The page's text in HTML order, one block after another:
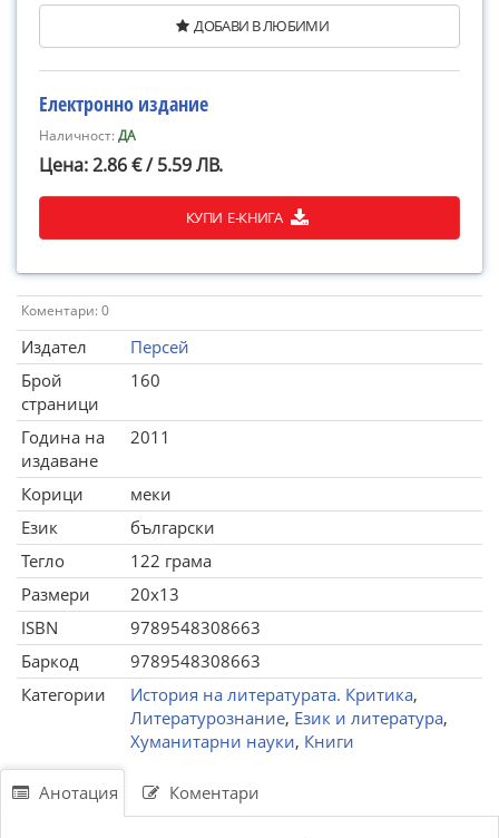
ДОБАВИ В ЛЮБИМИ
Електронно издание
Наличност:ДА
Цена: 2.86 € / 5.59 ЛВ.
КУПИ Е-КНИГА
Коментари: 0
Издател
Персей
Брой
страници
160
Година на
издаване
2011
Корици
меки
Език
български
Тегло
122 грама
Размери
20x13
ISBN
9789548308663
Баркод
9789548308663
Категории
История на литературата. Критика,
Литературознание, Език и литература,
Хуманитарни науки, Книги
Анотация Коментари